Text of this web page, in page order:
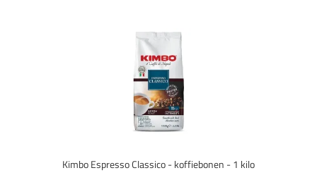
Kimbo Espresso Classico - koffiebonen - 1 kilo